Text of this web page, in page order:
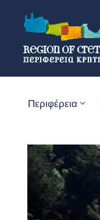
Περιφέρεια